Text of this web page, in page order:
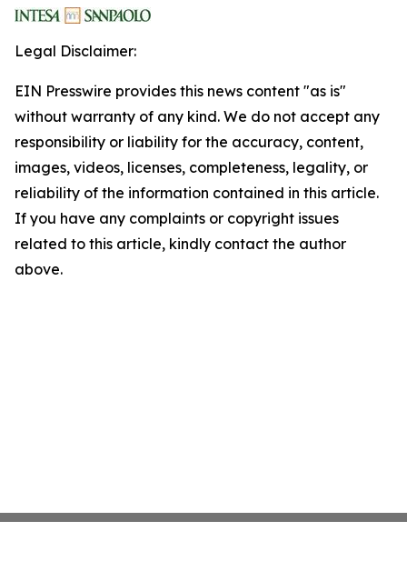
Legal Disclaimer:
EIN Presswire provides this news content "as is"
without warranty of any kind. We do not accept any
responsibility or liability for the accuracy, content,
images, videos, licenses, completeness, legality, or
reliability of the information contained in this article.
If you have any complaints or copyright issues
related to this article, kindly contact the author
above.